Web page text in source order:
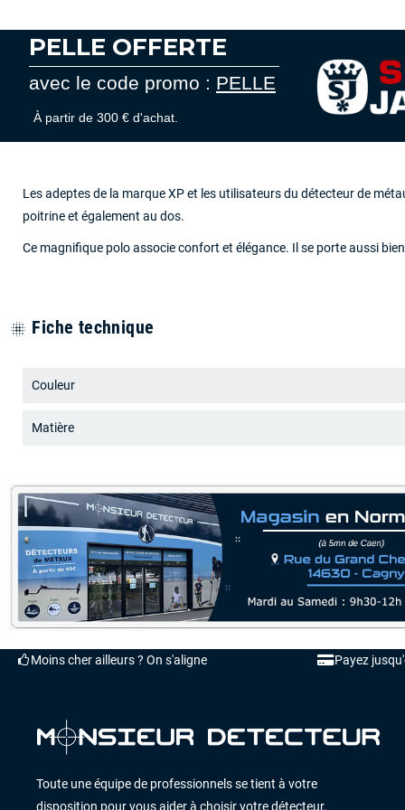
PELLE OFFERTE
avec le code promo : PELLE
À partir de 300 € d'achat.
Les adeptes de la marque XP et les utilisateurs du détecteur de
poitrine et également au dos.
Ce magnifique polo associe confort et élégance. Il se porte aussi
blur_on Fiche technique
Couleur
Matière
Moins cher ailleurs ? On s'aligne Payez
Toute une équipe de professionnels se tient à votre
disposition pour vous aider à choisir votre détecteur.